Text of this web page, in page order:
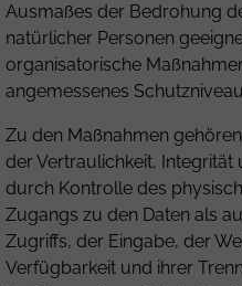
Ausmaßes der Bedrohung
natürlicher Personen
organisatorische
angemessenes
Zu den Maßnahmen
der Vertraulichkeit, Integrität
durch Kontrolle des
Zugangs zu den Daten als
Zugriffs, der Eingabe, der
Verfügbarkeit und ihrer